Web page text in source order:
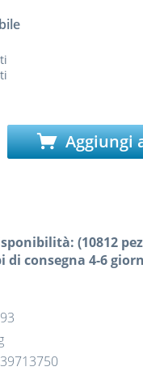
Aggiungi
(10812
di consegna 4-6